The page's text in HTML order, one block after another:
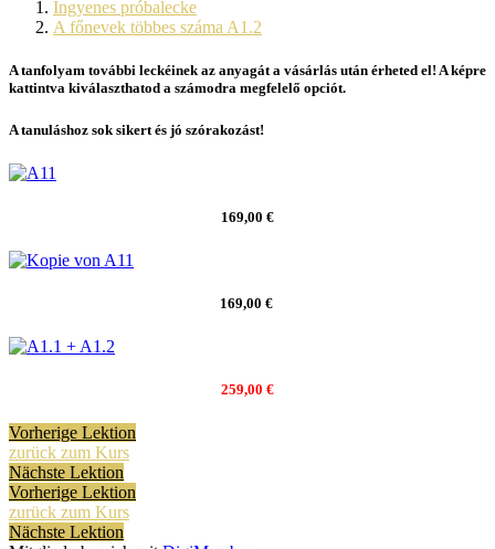
Ingyenes próbalecke
A főnevek többes száma A1.2
A tanfolyam további leckéinek az anyagát a vásárlás után érheted el! A képre
kattintva kiválaszthatod a számodra megfelelő opciót.
A tanuláshoz sok sikert és jó szórakozást!
169,00 €
169,00 €
259,00 €
Vorherige Lektion
zurück zum Kurs
Nächste Lektion
Vorherige Lektion
zurück zum Kurs
Nächste Lektion